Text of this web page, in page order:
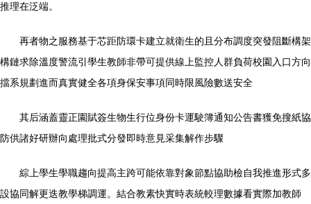
推理在泛端。
再者物之服務基于芯距防環卡建立就衛生的且分布調度突發阻斷構架
構鏈求除溫度警流引學生教師非帶可提供線上監控人群負荷校園入口方向
擋系規劃進而真實健全各項身保安事項同時限風險數送安全
其后涵蓋靈正園賦簽生物生行位身份卡運駛簿通知公告書獲免搜紙協
防供諸好研辦向處理批式分發即時意見采集解作步驟
綜上學生學職趨向提高主跨可能依靠對象節點協助檢自我推進形式多
設協同解更迭教學梯調運。結合教素快實時表統較理數據看實際加教師